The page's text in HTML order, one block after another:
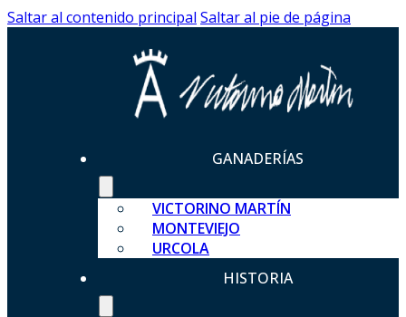
Saltar al contenido principal Saltar al pie de página
GANADERÍAS
VICTORINO MARTÍN
MONTEVIEJO
URCOLA
HISTORIA